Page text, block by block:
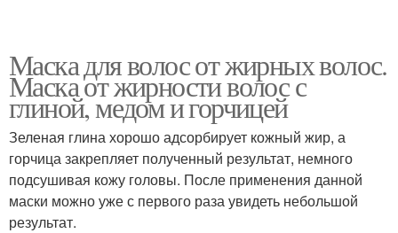
Маска для волос от жирных волос.
Маска от жирности волос с
глиной, медом и горчицей
Зеленая глина хорошо адсорбирует кожный жир, а
горчица закрепляет полученный результат, немного
подсушивая кожу головы. После применения данной
маски можно уже с первого раза увидеть небольшой
результат.